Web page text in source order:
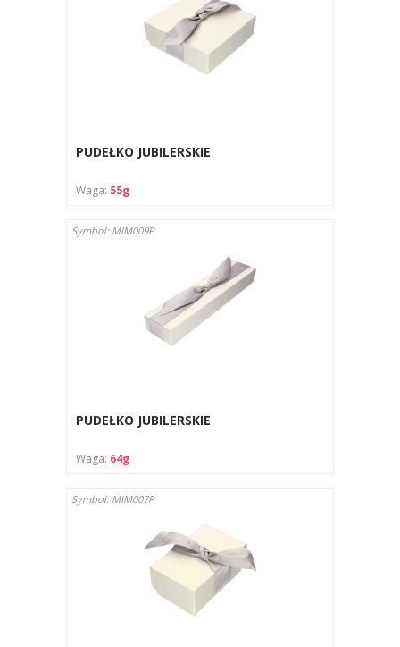
PUDEŁKO JUBILERSKIE
Waga: 55g
Symbol: MIM009P
PUDEŁKO JUBILERSKIE
Waga: 64g
Symbol: MIM007P